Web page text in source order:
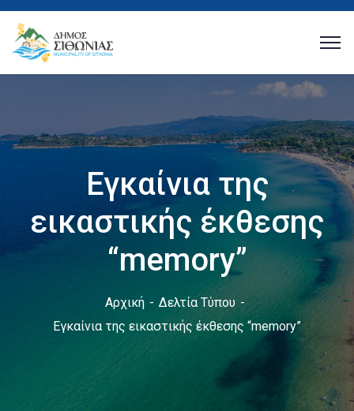
Εγκαίνια της
εικαστικής έκθεσης
“memory”
Αρχική
Δελτία Τύπου
Εγκαίνια της εικαστικής έκθεσης “memory”